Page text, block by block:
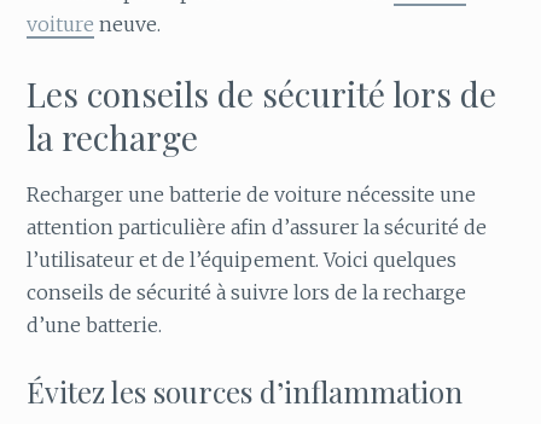
voiture neuve.
Les conseils de sécurité lors de
la recharge
Recharger une batterie de voiture nécessite une
attention particulière afin d’assurer la sécurité de
l’utilisateur et de l’équipement. Voici quelques
conseils de sécurité à suivre lors de la recharge
d’une batterie.
Évitez les sources d’inflammation